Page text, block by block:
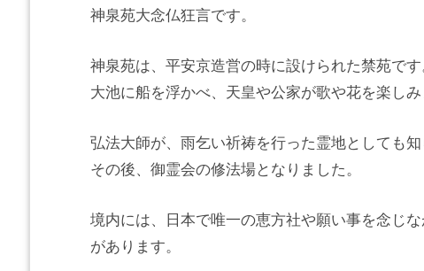
神泉苑大念仏狂言です。
神泉苑は、平安京造営の時に設けられた禁苑です
大池に船を浮かべ、天皇や公家が歌や花を楽しみ
弘法大師が、雨乞い祈祷を行った霊地としても知
その後、御霊会の修法場となりました。
境内には、日本で唯一の恵方社や願い事を念じ
があります。